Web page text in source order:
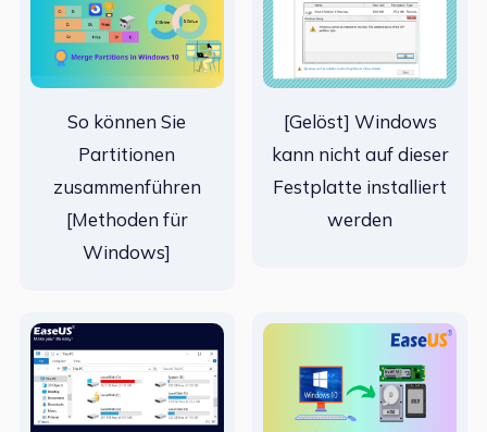
So können Sie
Partitionen
zusammenführen
[Methoden für
Windows]
[Gelöst] Windows
kann nicht auf dieser
Festplatte installiert
werden